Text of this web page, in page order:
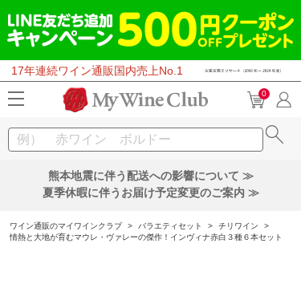
17年連続ワイン通販国内売上No.1
0
熊本地震に伴う配送への影響について ≫
夏季休暇に伴うお届け予定変更のご案内 ≫
ワイン通販のマイワインクラブ > バラエティセット > チリワイン
>
情熱と大地が育むマウレ・ヴァレーの傑作！インヴィナ赤白３種６本セット